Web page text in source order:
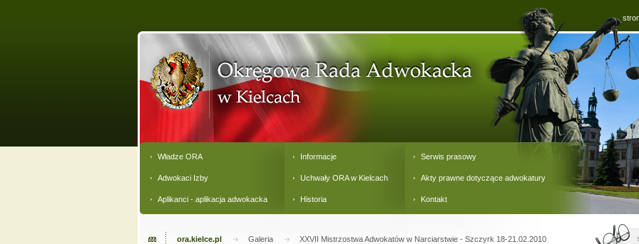
Władze ORA
Adwokaci Izby
Aplikanci - aplikacja adwokacka
Informacje
Uchwały ORA w Kielcach
Historia
Serwis prasowy
Akty prawne dotyczące adwokatury
Kontakt
ora.kielce.pl Galeria XXVII Mistrzostwa Adwokatów w Narciarstwie - Szczyrk 18-21.02.2010